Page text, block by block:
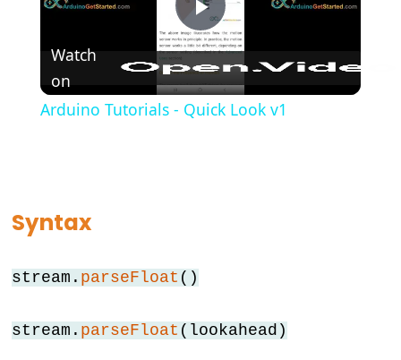
(Geschweifte
#define
(define)
#include
//
(Einzeiliger
Play
Video
Watch
on
Arduino Tutorials - Quick Look v1
Syntax
stream. parseFloat ()
stream. parseFloat (lookahead)